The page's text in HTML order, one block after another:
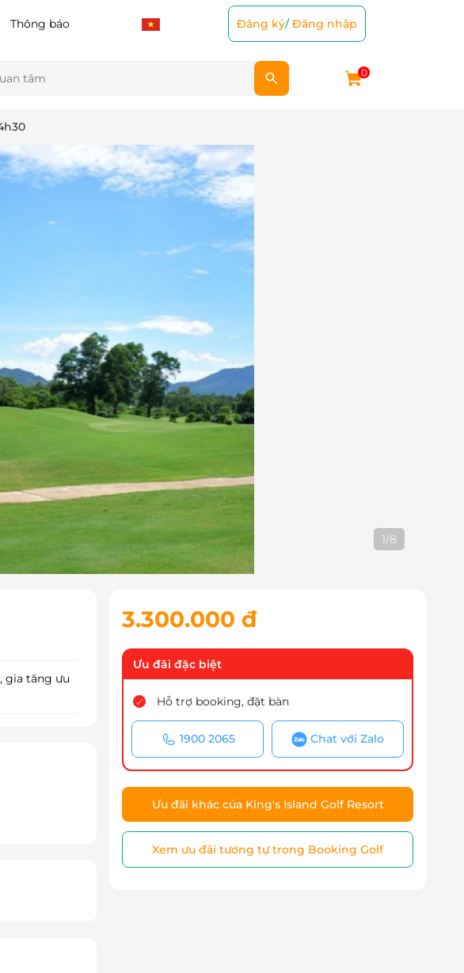
Thông báo Đăng ký/Đăng nhập
0
2/8
gia tăng ưu
3.300.000 đ
Ưu đãi đặc biệt
Hỗ trợ booking, đặt bàn
1900 2065 Chat với Zalo
Ưu đãi khác của King's Island Golf Resort
Xem ưu đãi tương tự trong Booking Golf